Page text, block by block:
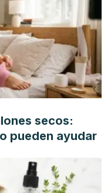
secos:
pueden ayudar